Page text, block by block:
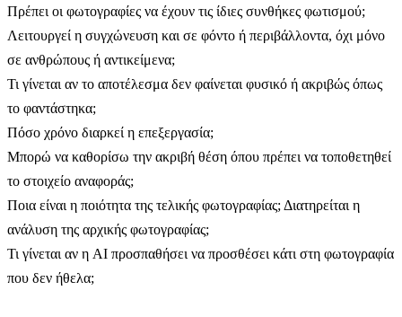
Πρέπει οι φωτογραφίες να έχουν τις ίδιες συνθήκες φωτισμού;
Λειτουργεί η συγχώνευση και σε φόντο ή περιβάλλοντα, όχι μόνο
σε ανθρώπους ή αντικείμενα;
Τι γίνεται αν το αποτέλεσμα δεν φαίνεται φυσικό ή ακριβώς όπως
το φαντάστηκα;
Πόσο χρόνο διαρκεί η επεξεργασία;
Μπορώ να καθορίσω την ακριβή θέση όπου πρέπει να τοποθετηθεί
το στοιχείο αναφοράς;
Ποια είναι η ποιότητα της τελικής φωτογραφίας; Διατηρείται η
ανάλυση της αρχικής φωτογραφίας;
Τι γίνεται αν η AI προσπαθήσει να προσθέσει κάτι στη φωτογραφία
που δεν ήθελα;